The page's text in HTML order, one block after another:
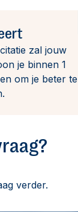
zal jouw
je binnen 1
om je beter te
verder.